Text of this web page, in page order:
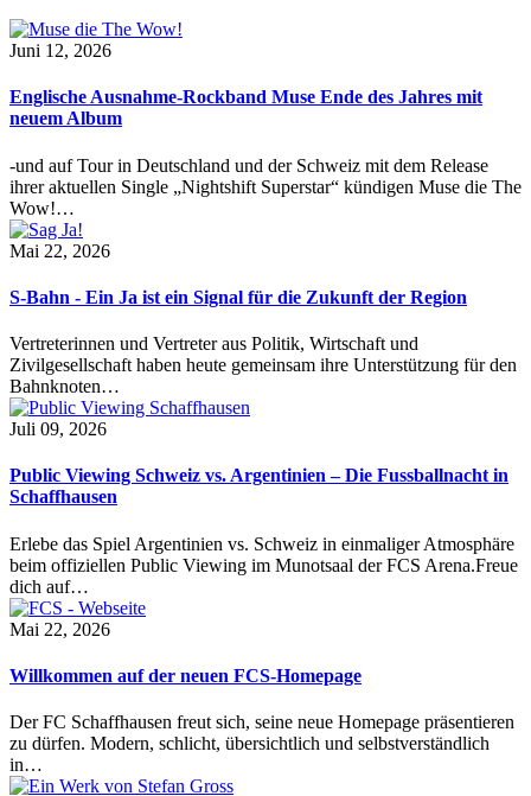
Juni 12, 2026
Englische Ausnahme-Rockband Muse Ende des Jahres mit
neuem Album
-und auf Tour in Deutschland und der Schweiz mit dem Release
ihrer aktuellen Single „Nightshift Superstar“ kündigen Muse die The
Wow!…
Mai 22, 2026
S-Bahn - Ein Ja ist ein Signal für die Zukunft der Region
Vertreterinnen und Vertreter aus Politik, Wirtschaft und
Zivilgesellschaft haben heute gemeinsam ihre Unterstützung für den
Bahnknoten…
Juli 09, 2026
Public Viewing Schweiz vs. Argentinien – Die Fussballnacht in
Schaffhausen
Erlebe das Spiel Argentinien vs. Schweiz in einmaliger Atmosphäre
beim offiziellen Public Viewing im Munotsaal der FCS Arena.Freue
dich auf…
Mai 22, 2026
Willkommen auf der neuen FCS-Homepage
Der FC Schaffhausen freut sich, seine neue Homepage präsentieren
zu dürfen. Modern, schlicht, übersichtlich und selbstverständlich
in…